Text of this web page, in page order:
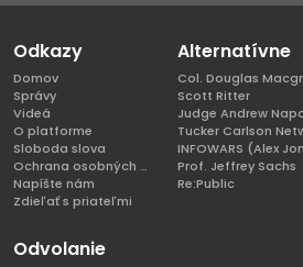
Odkazy
Domov
Správy
Videá
O platforme
Sloboda slova
Ochrana osobných údajov
Napíšte nám
Zdieľať s priateľmi
Alternatívne
Scott Ritter
Prof. Jeffrey Sachs
Re:Public
Odvolanie